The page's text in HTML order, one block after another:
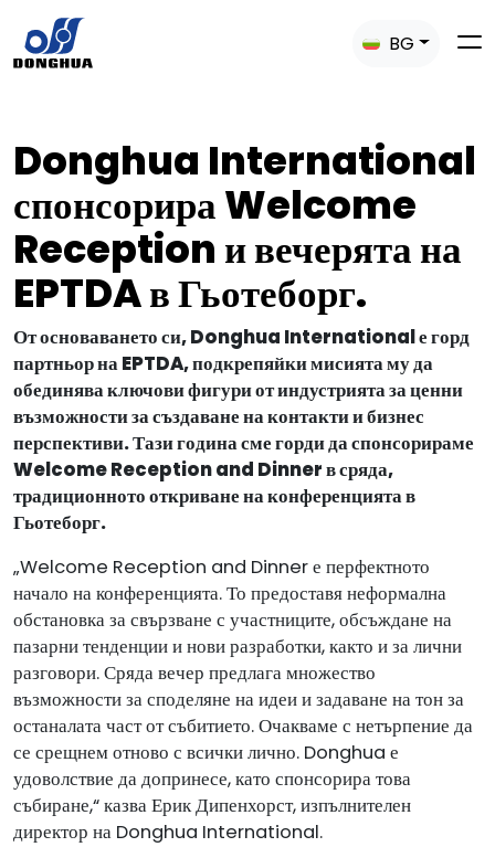
BG
Donghua International
спонсорира Welcome
Reception и вечерята на
EPTDA в Гьотеборг.
От основаването си, Donghua International е горд
партньор на EPTDA, подкрепяйки мисията му да
обединява ключови фигури от индустрията за ценни
възможности за създаване на контакти и бизнес
перспективи. Тази година сме горди да спонсорираме
Welcome Reception and Dinner в сряда,
традиционното откриване на конференцията в
Гьотеборг.
„Welcome Reception and Dinner е перфектното
начало на конференцията. То предоставя неформална
обстановка за свързване с участниците, обсъждане на
пазарни тенденции и нови разработки, както и за лични
разговори. Сряда вечер предлага множество
възможности за споделяне на идеи и задаване на тон за
останалата част от събитието. Очакваме с нетърпение да
се срещнем отново с всички лично. Donghua е
удоволствие да допринесе, като спонсорира това
събиране,“ казва Ерик Дипенхорст, изпълнителен
директор на Donghua International.